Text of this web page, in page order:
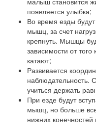
появляется улыбка;
Во время езды
мышц, за счет
крепнуть. Мышцы
зависимости от
катают;
Развивается
наблюдательность.
учиться держать
При езде будут
мышц, но больше
нижних